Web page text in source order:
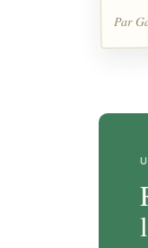
Par